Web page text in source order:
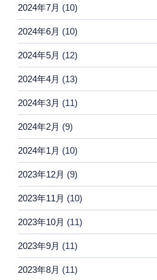
2024年7月 (10)
2024年6月 (10)
2024年5月 (12)
2024年4月 (13)
2024年3月 (11)
2024年2月 (9)
2024年1月 (10)
2023年12月 (9)
2023年11月 (10)
2023年10月 (11)
2023年9月 (11)
2023年8月 (11)